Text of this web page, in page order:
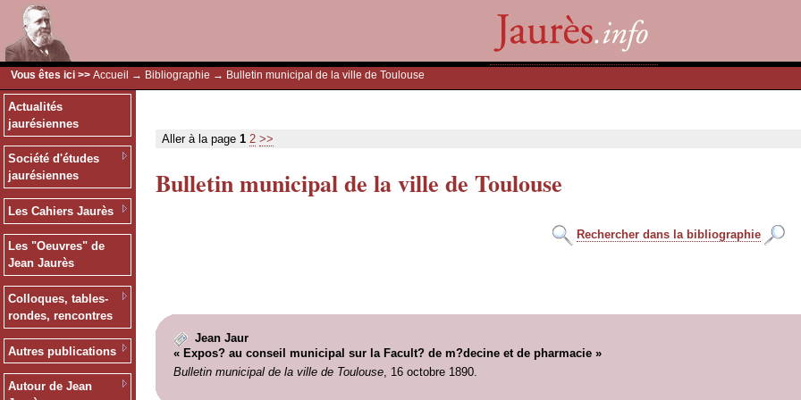
Vous êtes ici >> Accueil → Bibliographie → Bulletin municipal de la ville de Toulouse
Actualités
jaurésiennes
Société d'études
jaurésiennes
Les Cahiers Jaurès
Les "Oeuvres" de
Jean Jaurès
Colloques, tables-
rondes, rencontres
Autres publications
Autour de Jean
Aller à la page 1 2 >>
Bulletin municipal de la ville de Toulouse
Rechercher dans la bibliographie
Jean Jaur
« Expos? au conseil municipal sur la Facult? de m?decine et de pharmacie »
Bulletin municipal de la ville de Toulouse, 16 octobre 1890.